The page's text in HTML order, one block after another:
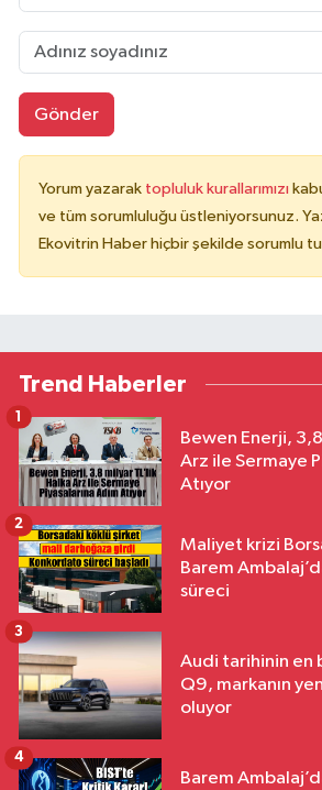
Gönder
Yorum yazarak topluluk kurallarımızı
ve tüm sorumluluğu üstleniyorsunuz.
Ekovitrin Haber hiçbir şekilde sorumlu
Trend Haberler
Bewen Enerji,
Arz ile Sermaye
Atıyor
1
Maliyet krizi
Barem
süreci
2
Audi tarihinin en
Q9, markanın
oluyor
3
Barem
4